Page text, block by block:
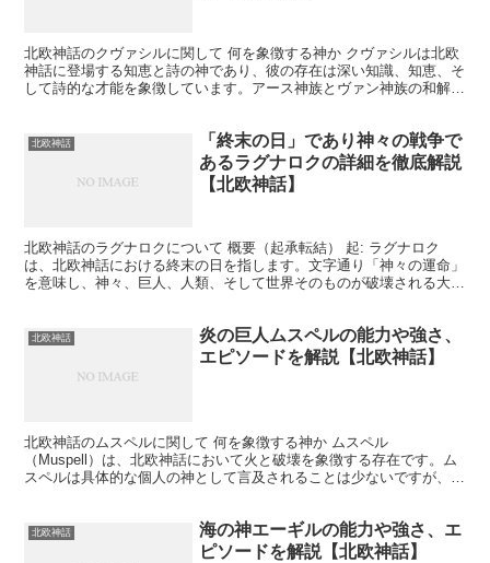
北欧神話のクヴァシルに関して 何を象徴する神か クヴァシルは北欧
神話に登場する知恵と詩の神であり、彼の存在は深い知識、知恵、そ
して詩的な才能を象徴しています。アース神族とヴァン神族の和解の
北欧神話
「終末の日」であり神々の戦争で
あるラグナロクの詳細を徹底解説
【北欧神話】
北欧神話のラグナロクについて 概要（起承転結） 起: ラグナロク
は、北欧神話における終末の日を指します。文字通り「神々の運命」
を意味し、神々、巨人、人類、そして世界そのものが破壊される大き
北欧神話
炎の巨人ムスペルの能力や強さ、
エピソードを解説【北欧神話】
北欧神話のムスペルに関して 何を象徴する神か ムスペル
（Muspell）は、北欧神話において火と破壊を象徴する存在です。ム
スペルは具体的な個人の神として言及されることは少ないですが、ム
北欧神話
海の神エーギルの能力や強さ、エ
ピソードを解説【北欧神話】